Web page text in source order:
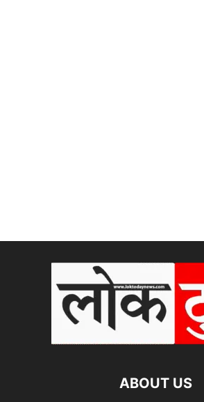
ABOUT US